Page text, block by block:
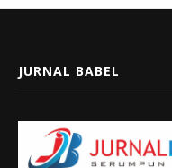
JURNAL BABEL